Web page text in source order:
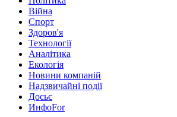
Війна
Спорт
Здоров'я
Технології
Аналітика
Екологія
Новини компаній
Надзвичайні події
Досьє
ИнфоFor